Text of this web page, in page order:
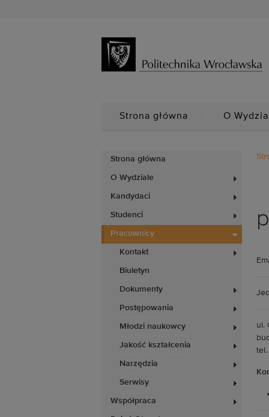
Strona główna O
Strona główna
O Wydziale
Kandydaci
Studenci
Pracownicy
Kontakt
Biuletyn
Dokumenty
Postępowania
Młodzi naukowcy
Jakość kształcenia
Narzędzia
Serwisy
Współpraca
ul.
tel.